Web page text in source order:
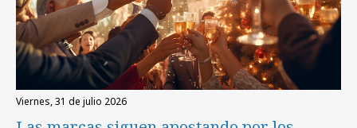
viernes, 31 de julio 2026